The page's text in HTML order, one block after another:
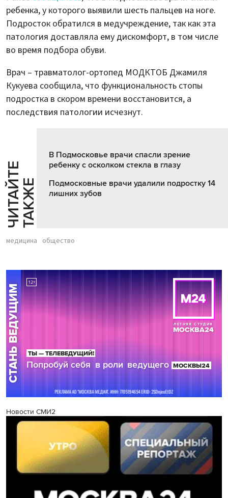
ребенка, у которого выявили шесть пальцев на ноге.
Подросток обратился в медучреждение, так как эта
патология доставляла ему дискомфорт, в том числе
во время подбора обуви.
Врач – травматолог-ортопед МОДКТОБ Джамиля
Кукуева сообщила, что функциональность стопы
подростка в скором времени восстановится, а
последствия патологии исчезнут.
Ч
И
Т
АЙ
Т
Е
Т
А
К
ЖЕ
В Подмосковье врачи спасли зрение
ребенку с осколком стекла в глазу
Подмосковные врачи удалили подростку 14
лишних зубов
медицина общество
Новости СМИ2